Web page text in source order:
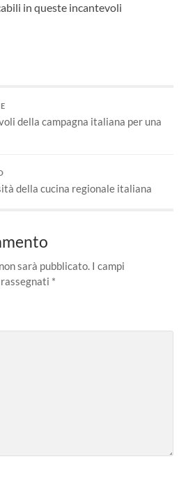
in queste incantevoli
della campagna italiana per una
della cucina regionale italiana
sarà pubblicato. I campi
*